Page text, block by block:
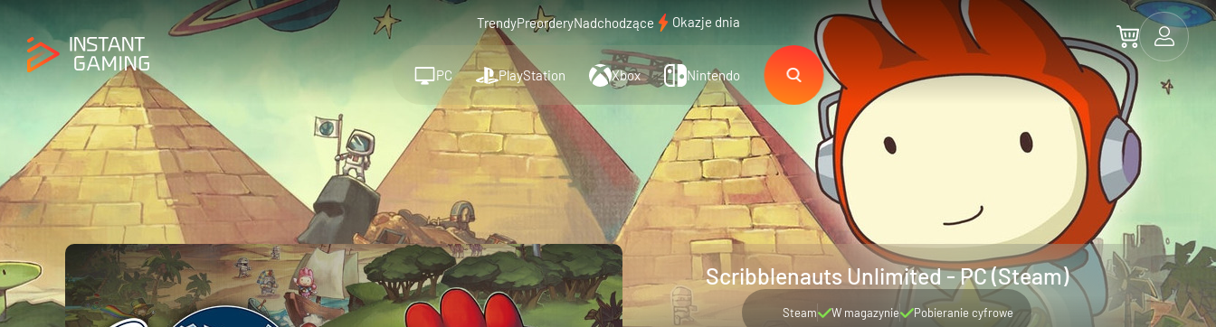
TrendyPreorderyNadchodzące Okazje dnia
PC PlayStation Xbox Nintendo
Scribblenauts Unlimited - PC (Steam)
Steam W magazynie Pobieranie cyfrowe